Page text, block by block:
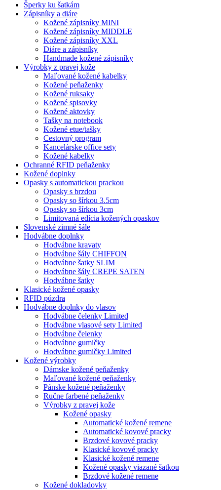
Šperky ku šatkám
Zápisníky a diáre
Kožené zápisníky MINI
Kožené zápisníky MIDDLE
Kožené zápisníky XXL
Diáre a zápisníky
Handmade kožené zápisníky
Výrobky z pravej kože
Maľované kožené kabelky
Kožené peňaženky
Kožené ruksaky
Kožené spisovky
Kožené aktovky
Tašky na notebook
Kožené etue/tašky
Cestovný program
Kancelárske office sety
Kožené kabelky
Ochranné RFID peňaženky
Kožené doplnky
Opasky s automatickou prackou
Opasky s brzdou
Opasky so šírkou 3.5cm
Opasky so šírkou 3cm
Limitovaná edícia kožených opaskov
Slovenské zimné šále
Hodvábne doplnky
Hodvábne kravaty
Hodvábne šály CHIFFON
Hodvábne šatky SLIM
Hodvábne šály CREPE SATEN
Hodvábne šatky
Klasické kožené opasky
RFID púzdra
Hodvábne doplnky do vlasov
Hodvábne čelenky Limited
Hodvábne vlasové sety Limited
Hodvábne čelenky
Hodvábne gumičky
Hodvábne gumičky Limited
Kožené výrobky
Dámske kožené peňaženky
Maľované kožené peňaženky
Pánske kožené peňaženky
Ručne farbené peňaženky
Výrobky z pravej kože
Kožené opasky
Automatické kožené remene
Automatické kovové pracky
Brzdové kovové pracky
Klasické kovové pracky
Klasické kožené remene
Kožené opasky viazané šatkou
Brzdové kožené remene
Kožené dokladovky